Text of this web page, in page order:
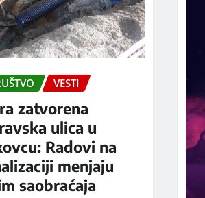
VESTI
zatvorena
ulica u
Radovi na
menjaju
saobraćaja